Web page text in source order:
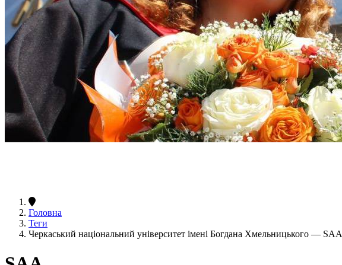
Головна
Теги
Черкаський національний університет імені Богдана Хмельницького — SAA